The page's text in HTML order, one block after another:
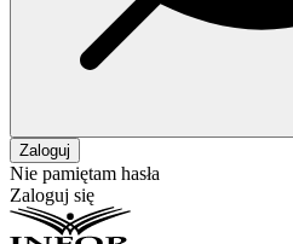
Zaloguj
Nie pamiętam hasła
Zaloguj się